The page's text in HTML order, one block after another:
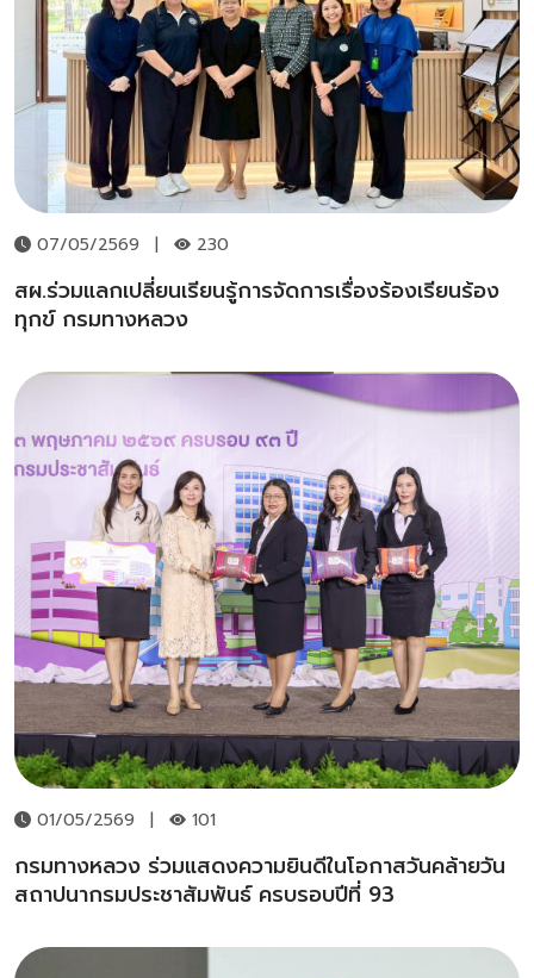
07/05/2569 | 230
สผ.ร่วมแลกเปลี่ยนเรียนรู้การจัดการเรื่องร้องเรียนร้อง
ทุกข์ กรมทางหลวง
01/05/2569 | 101
กรมทางหลวง ร่วมแสดงความยินดีในโอกาสวันคล้ายวัน
สถาปนากรมประชาสัมพันธ์ ครบรอบปีที่ 93